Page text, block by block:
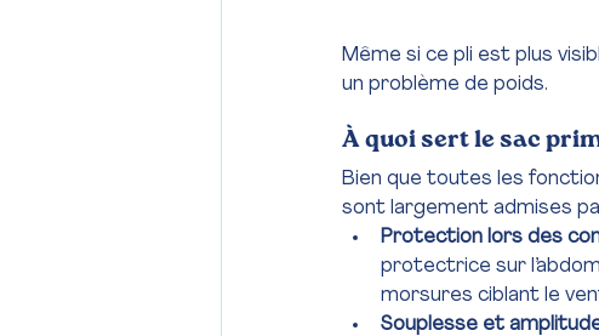
Même si ce pli est plus
un problème de poids.
À quoi sert le sac
Bien que toutes les
sont largement admises
Protection lors des
protectrice sur
morsures ciblant le
Souplesse et